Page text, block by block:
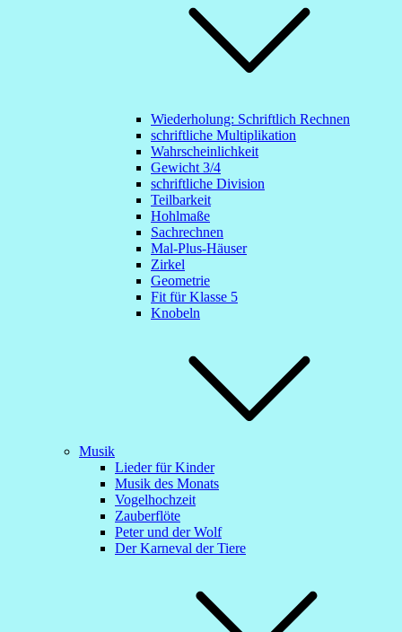
Wiederholung: Schriftlich Rechnen
schriftliche Multiplikation
Wahrscheinlichkeit
Gewicht 3/4
schriftliche Division
Teilbarkeit
Hohlmaße
Sachrechnen
Mal-Plus-Häuser
Zirkel
Geometrie
Fit für Klasse 5
Knobeln
Musik
Lieder für Kinder
Musik des Monats
Vogelhochzeit
Zauberflöte
Peter und der Wolf
Der Karneval der Tiere